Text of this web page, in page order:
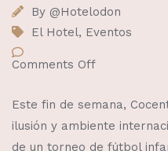
By @Hotelodon
El Hotel, Eventos
Comments Off
Este fin de semana,
ilusión y ambiente
de un torneo de fútbol